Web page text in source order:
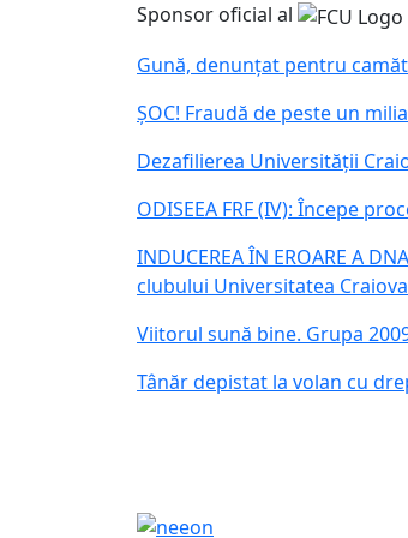
Sponsor oficial al
Gună, denunțat pentru
ȘOC! Fraudă de peste un
Dezafilierea Universității
ODISEEA FRF (IV): Începe
INDUCEREA ÎN EROARE A
clubului Universitatea
Viitorul sună bine. Grupa
Tânăr depistat la volan cu